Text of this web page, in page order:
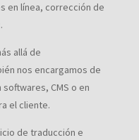
en línea, corrección de
allá de
nos encargamos de
CMS o en
el cliente.
de traducción e